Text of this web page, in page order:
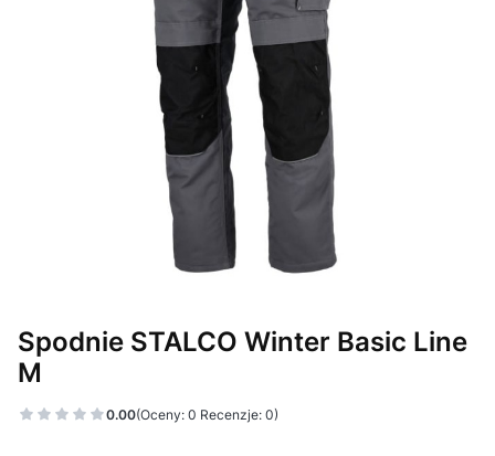
Spodnie STALCO Winter Basic Line
M
0.00(Oceny: 0 Recenzje: 0)